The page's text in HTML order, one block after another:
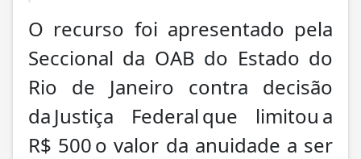
O recurso foi apresentado pela
Seccional da OAB do Estado do
Rio de Janeiro contra decisão
da Justiça Federal que limitou a
R$ 500 o valor da anuidade a ser